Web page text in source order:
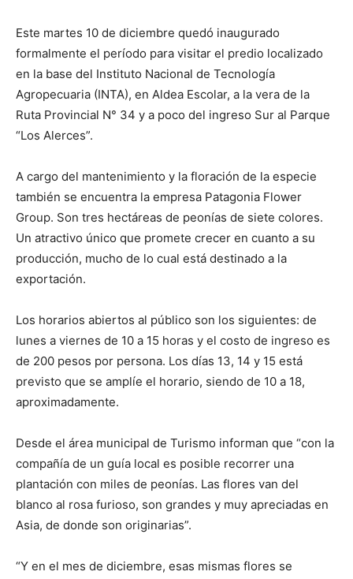
Este martes 10 de diciembre quedó inaugurado
formalmente el período para visitar el predio localizado
en la base del Instituto Nacional de Tecnología
Agropecuaria (INTA), en Aldea Escolar, a la vera de la
Ruta Provincial N° 34 y a poco del ingreso Sur al Parque
“Los Alerces”.
A cargo del mantenimiento y la floración de la especie
también se encuentra la empresa Patagonia Flower
Group. Son tres hectáreas de peonías de siete colores.
Un atractivo único que promete crecer en cuanto a su
producción, mucho de lo cual está destinado a la
exportación.
Los horarios abiertos al público son los siguientes: de
lunes a viernes de 10 a 15 horas y el costo de ingreso es
de 200 pesos por persona. Los días 13, 14 y 15 está
previsto que se amplíe el horario, siendo de 10 a 18,
aproximadamente.
Desde el área municipal de Turismo informan que “con la
compañía de un guía local es posible recorrer una
plantación con miles de peonías. Las flores van del
blanco al rosa furioso, son grandes y muy apreciadas en
Asia, de donde son originarias”.
“Y en el mes de diciembre, esas mismas flores se